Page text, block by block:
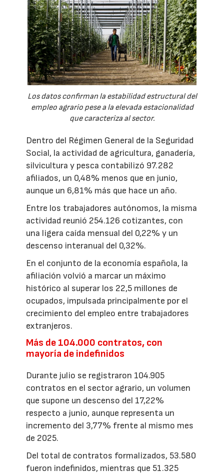
Los datos confirman la estabilidad estructural del
empleo agrario pese a la elevada estacionalidad
que caracteriza al sector.
Dentro del Régimen General de la Seguridad
Social, la actividad de agricultura, ganadería,
silvicultura y pesca contabilizó 97.282
afiliados, un 0,48% menos que en junio,
aunque un 6,81% más que hace un año.
Entre los trabajadores autónomos, la misma
actividad reunió 254.126 cotizantes, con
una ligera caída mensual del 0,22% y un
descenso interanual del 0,32%.
En el conjunto de la economía española, la
afiliación volvió a marcar un máximo
histórico al superar los 22,5 millones de
ocupados, impulsada principalmente por el
crecimiento del empleo entre trabajadores
extranjeros.
Más de 104.000 contratos, con
mayoría de indefinidos
Durante julio se registraron 104.905
contratos en el sector agrario, un volumen
que supone un descenso del 17,22%
respecto a junio, aunque representa un
incremento del 3,77% frente al mismo mes
de 2025.
Del total de contratos formalizados, 53.580
fueron indefinidos, mientras que 51.325